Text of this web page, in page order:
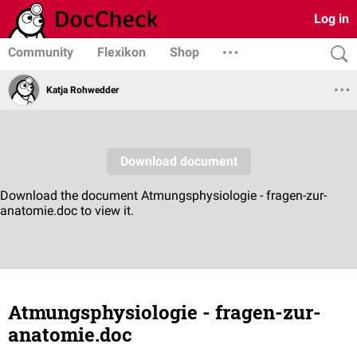
Log in
Community Flexikon Shop
Katja Rohwedder
Atmungsphysiologie - fragen-zur-
anatomie.doc